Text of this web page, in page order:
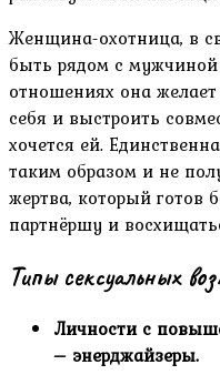
Женщина-охотница, в
быть рядом с
отношениях она
себя и выстроить
хочется ей.
таким образом и не
жертва, который готов
партнёршу и
Типы сексуальных
Личности с
– энерджайзеры.